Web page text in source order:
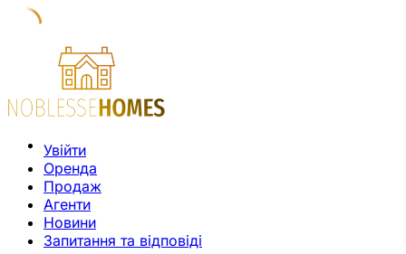
Увійти
Оренда
Продаж
Агенти
Новини
Запитання та відповіді